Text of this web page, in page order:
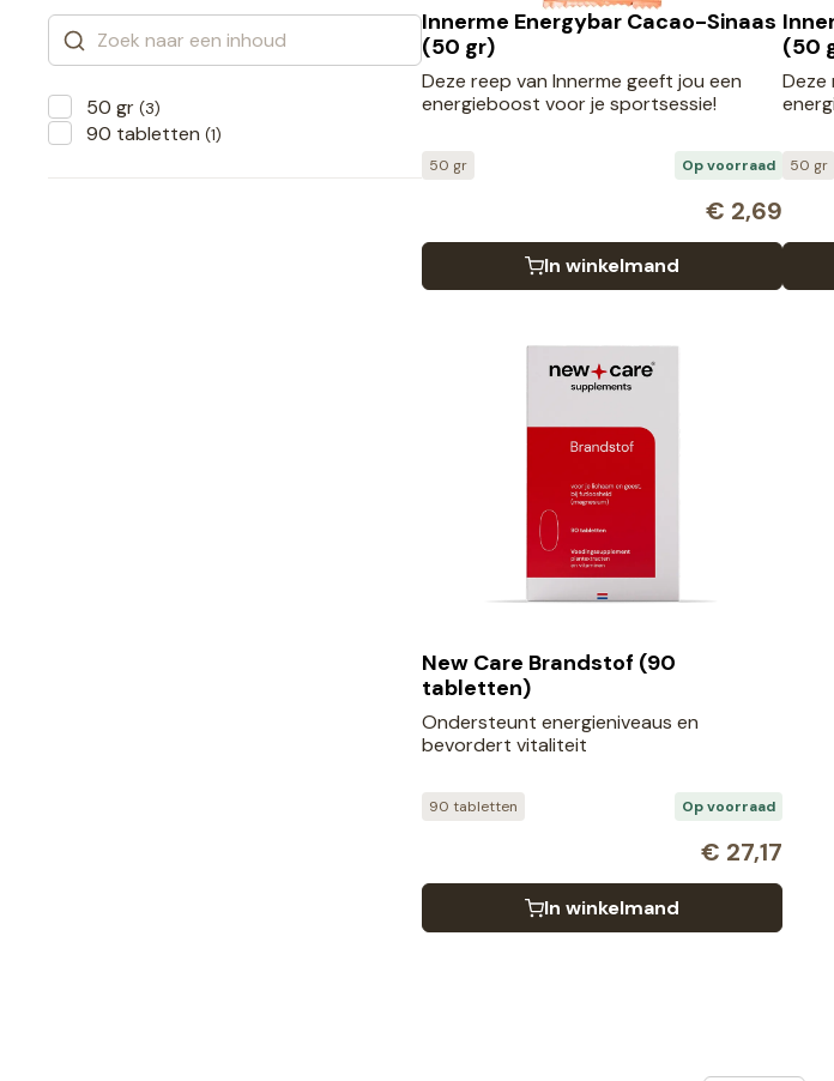
50 gr (3)
90 tabletten (1)
Innerme Energybar Cacao-Sinaas
(50 gr)
Deze reep van Innerme geeft jou een
energieboost voor je sportsessie!
50 gr Op voorraad
€ 2,69
In winkelmand
(50
Deze
50 gr
New Care Brandstof (90
tabletten)
Ondersteunt energieniveaus en
bevordert vitaliteit
90 tabletten Op voorraad
€ 27,17
In winkelmand